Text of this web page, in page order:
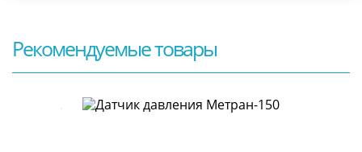
Рекомендуемые товары